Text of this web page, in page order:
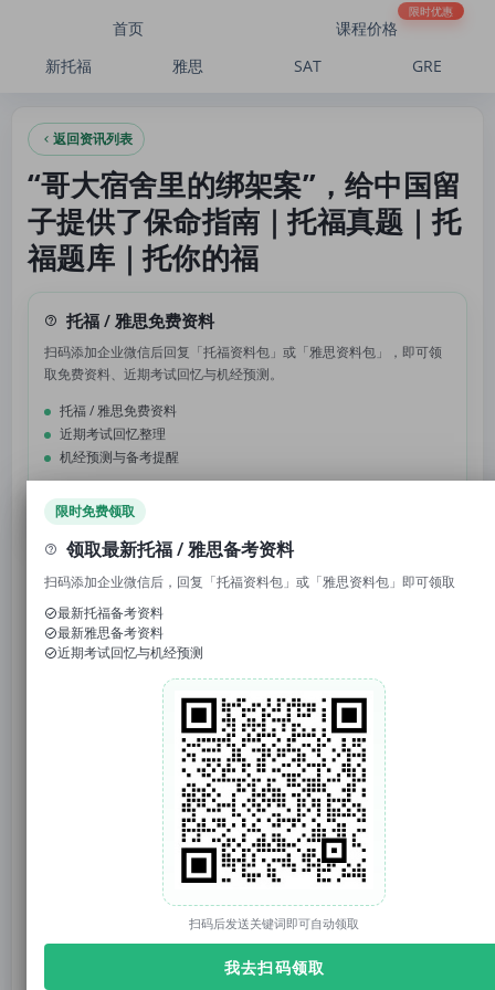
“哥大宿舍里的绑架案”，给中国留子提供了保命指南｜托福真题｜托福题库｜托你的
首页 课程价格
限时优惠
新托福 雅思 SAT GRE
返回资讯列表
“哥大宿舍里的绑架案”，给中国留
子提供了保命指南｜托福真题｜托
福题库｜托你的福
托福 / 雅思免费资料
扫码添加企业微信后回复「托福资料包」或「雅思资料包」，即可领
取免费资料、近期考试回忆与机经预测。
托福 / 雅思免费资料
近期考试回忆整理
机经预测与备考提醒
1. 回复“模考”，免费参加托福/雅思/SAT真题模考
2. 回复考试日期如“0117”，领取考试预测题
3. 回复托福成绩如“托福98”，获得雅思成绩换算
官网：tuonidefu.com.cn
“当你花下重金将孩子送进美国藤校，却在一个清晨，
你孩子被一群大汉骗开房门后被直接掳走……”
这样的情节绝不是发生在什么复仇爽剧中的情节，而
在哥伦比亚大学的惊险事件。
限时免费领取
领取最新托福 / 雅思备考资料
扫码添加企业微信后，回复「托福资料包」或「雅思资料包」即可领取
最新托福备考资料
最新雅思备考资料
近期考试回忆与机经预测
扫码后发送关键词即可自动领取
我去扫码领取